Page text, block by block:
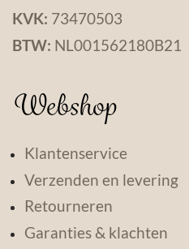
KVK: 73470503
BTW: NL001562180B21
Webshop
Klantenservice
Verzenden en levering
Retourneren
Garanties & klachten